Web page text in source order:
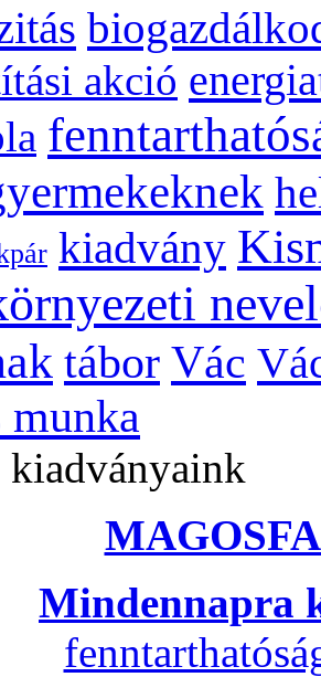
akció
kiadvány
tábor Vác
munka
kiadványaink
Mindennapra